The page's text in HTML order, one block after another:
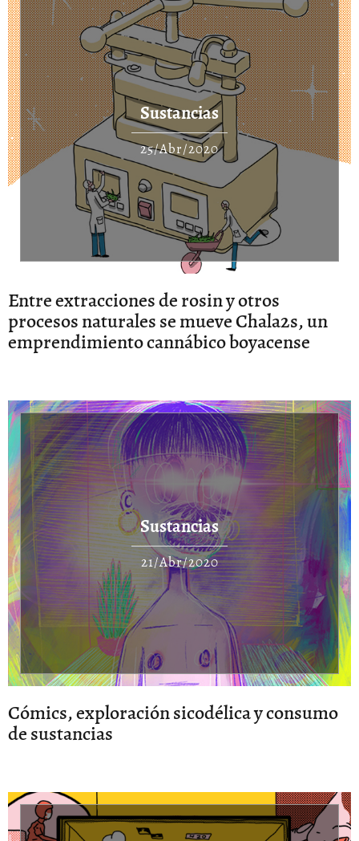
Sustancias
25/Abr/2020
Entre extracciones de rosin y otros
procesos naturales se mueve Chala2s, un
emprendimiento cannábico boyacense
Sustancias
21/Abr/2020
Cómics, exploración sicodélica y consumo
de sustancias